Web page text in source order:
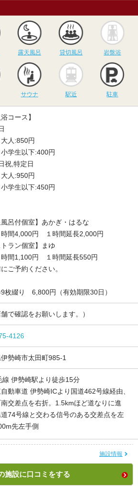
かけ流し 露天風呂
露天風呂
貸切風呂
貸切風呂 岩盤浴
サウナ
サウナ 駅近 駐車
浴コース】
:850円
生以下:400円
祝,特定日
:950円
生以下:450円
風呂付個室】あかぎ・はるな
4,000円 １時間延長2,000円
トラン個室】まゆ
1,100円 １時間延長550円
ご予約ください。
9枚綴り 6,800円（有効期限30日）
で確認をお願いします。）
4126
勢崎市太田町985-1
線 伊勢崎駅より徒歩15分
動車道 伊勢崎ICより国道462号線経由、
南交差点を右折。1.5kmほど道なりに進
74号線と交わる信号のある交差点を左
先左手側
施設情報
施設に口コミをする